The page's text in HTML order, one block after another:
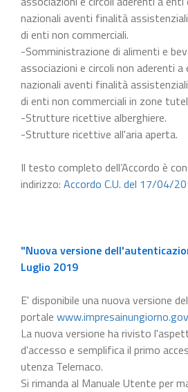
nazionali aventi finalità
di enti non commerciali.
-Somministrazione di alimenti e
associazioni e circoli non aderenti
nazionali aventi finalità
di enti non commerciali in zone
-Strutture ricettive alberghiere.
-Strutture ricettive all'aria aperta.
Il testo completo dell’Accordo è
indirizzo: Accordo C.U. del 17/04/
"Nuova versione
Luglio 2019
E' disponibile una nuova versione
portale
La nuova versione ha rivisto
d'accesso e semplifica il primo
utenza Telemaco.
Si rimanda al Manuale Utente per